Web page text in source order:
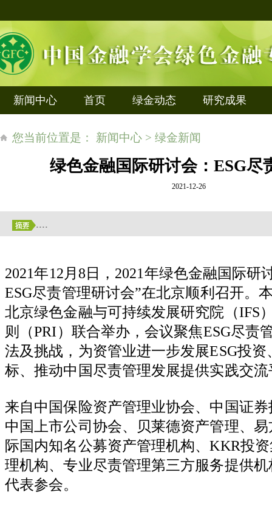
新闻中心 首页 绿金动态 研究成果
您当前位置是： 新闻中心 > 绿金新闻
绿色金融国际研讨会：ESG尽
2021-12-26
....
2021年12 月 8 日， 2021年绿色金融国际研
ESG尽责管理研讨会”在北京顺利召开。
北京绿色金融与可持续发展研究院（IFS
则（PRI）联合举办，会议聚焦ESG尽责
法及挑战，为资管业进一步发展ESG投资
标、推动中国尽责管理发展提供实践交
来自中国保险资产管理业协会、中国证
中国上市公司协会、贝莱德资产管理、
际国内知名公募资产管理机构、KKR投
理机构、专业尽责管理第三方服务提供
代表参会。